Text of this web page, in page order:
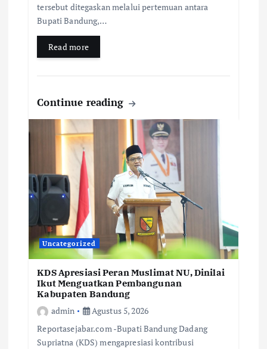
tersebut ditegaskan melalui pertemuan antara
Bupati Bandung,…
Read more
Continue reading
Uncategorized
KDS Apresiasi Peran Muslimat NU, Dinilai
Ikut Menguatkan Pembangunan
Kabupaten Bandung
admin
Agustus 5, 2026
Reportasejabar.com -Bupati Bandung Dadang
Supriatna (KDS) mengapresiasi kontribusi